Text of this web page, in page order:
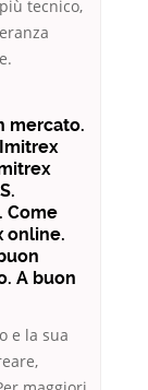
tecnico,
mercato.
Come
online.
A buon
e la sua